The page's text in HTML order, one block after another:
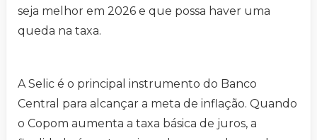
seja melhor em 2026 e que possa haver uma
queda na taxa.
A Selic é o principal instrumento do Banco
Central para alcançar a meta de inflação. Quando
o Copom aumenta a taxa básica de juros, a